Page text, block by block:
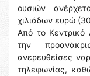
ουσιών
χιλιάδων ευρώ
Από το Κεντρικό
την
ανερευθείσες
τηλεφωνίας,